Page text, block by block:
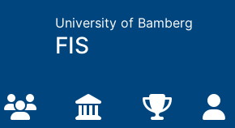
University of Bamberg
FIS